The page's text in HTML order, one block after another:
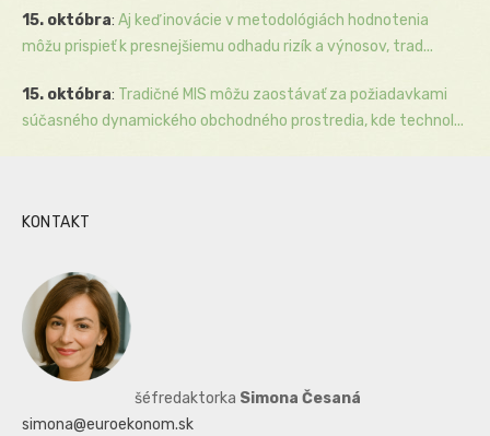
15. októbra: Aj keď inovácie v metodológiách hodnotenia
môžu prispieť k presnejšiemu odhadu rizík a výnosov, trad...
15. októbra: Tradičné MIS môžu zaostávať za požiadavkami
súčasného dynamického obchodného prostredia, kde technol...
KONTAKT
šéfredaktorka Simona Česaná
simona@euroekonom.sk